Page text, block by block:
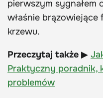
pierwszym sygnałem
właśnie
krzewu.
Przeczytaj także ▶
Praktyczny poradnik,
problemów